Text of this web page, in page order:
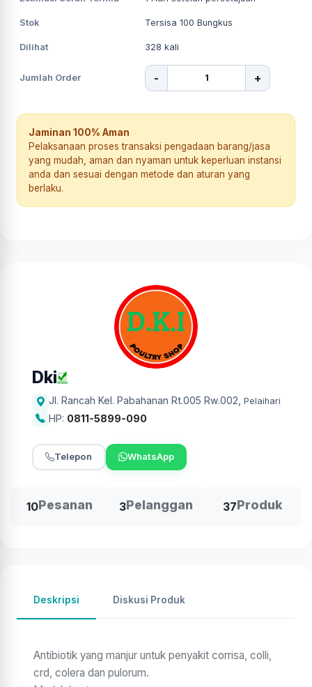
Stok Tersisa 100 Bungkus
Dilihat 328 kali
Jumlah Order - +
Jaminan 100% Aman
Pelaksanaan proses transaksi pengadaan barang/jasa
yang mudah, aman dan nyaman untuk keperluan instansi
anda dan sesuai dengan metode dan aturan yang
berlaku.
Dki
Jl. Rancah Kel. Pabahanan Rt.005 Rw.002 Pelaihari
HP: 0811-5899-090
Telepon WhatsApp
10Pesanan 3Pelanggan 37Produk
Deskripsi Diskusi Produk
Antibiotik yang manjur untuk penyakit corrisa, colli,
crd, colera dan pulorum.